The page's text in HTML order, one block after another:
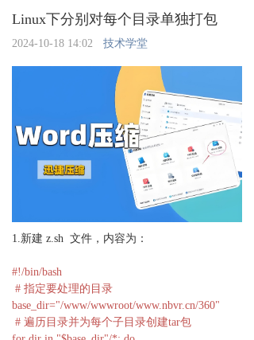
Linux下分别对每个目录单独打包
2024-10-18 14:02 技术学堂
1.新建 z.sh 文件，内容为：
#!/bin/bash
# 指定要处理的目录
base_dir="/www/wwwroot/www.nbvr.cn/360"
# 遍历目录并为每个子目录创建tar包